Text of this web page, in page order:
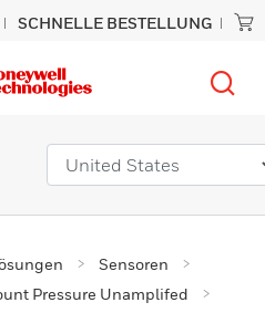
SCHNELLE BESTELLUNG
Sensoren
Pressure Unamplifed